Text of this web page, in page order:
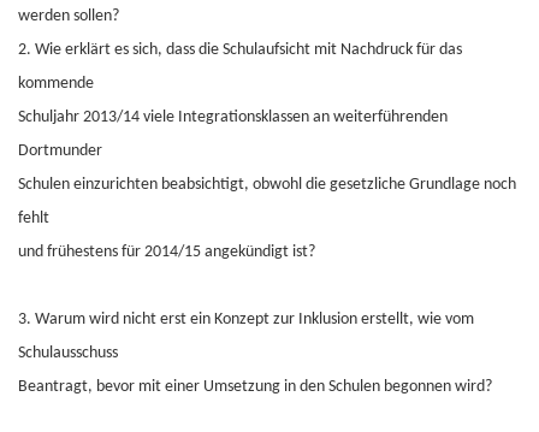
werden sollen?
2. Wie erklärt es sich, dass die Schulaufsicht mit Nachdruck für das
kommende
Schuljahr 2013/14 viele Integrationsklassen an weiterführenden
Dortmunder
Schulen einzurichten beabsichtigt, obwohl die gesetzliche Grundlage noch
fehlt
und frühestens für 2014/15 angekündigt ist?
3. Warum wird nicht erst ein Konzept zur Inklusion erstellt, wie vom
Schulausschuss
Beantragt, bevor mit einer Umsetzung in den Schulen begonnen wird?